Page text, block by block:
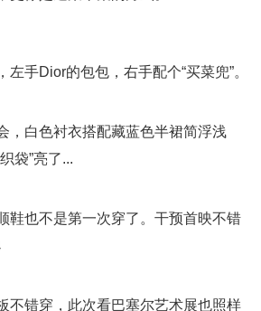
手Dior的包包，右手配个“买菜兜”。
，白色衬衣搭配藏蓝色半裙简浮浅
袋”亮了...
鞋也不是第一次穿了。干预首映不错
不错穿，此次看巴塞尔艺术展也照样